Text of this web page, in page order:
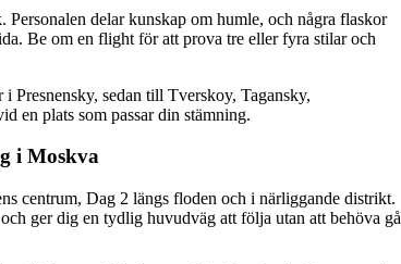
delar kunskap om humle, och några flaskor
Be om en flight för att prova tre eller fyra stilar och
Presnensky, sedan till Tverskoy, Tagansky,
en plats som passar din stämning.
i Moskva
centrum, Dag 2 längs floden och i närliggande distrikt.
ger dig en tydlig huvudväg att följa utan att behöva gå